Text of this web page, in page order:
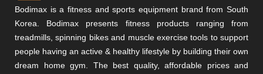
Bodimax is a fitness and sports equipment brand from South
Korea. Bodimax presents fitness products ranging from
treadmills, spinning bikes and muscle exercise tools to support
people having an active & healthy lifestyle by building their own
dream home gym. The best quality, affordable prices and